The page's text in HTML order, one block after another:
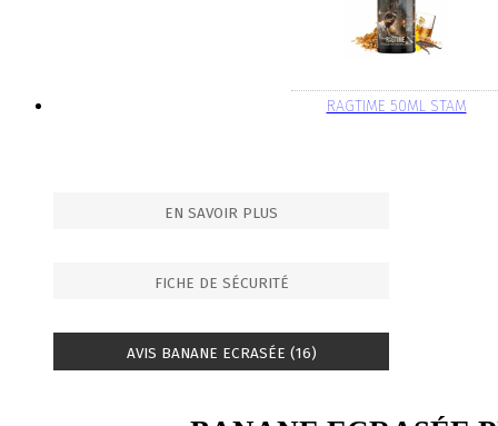
RAGTIME 50ML STAM
EN SAVOIR PLUS
FICHE DE SÉCURITÉ
AVIS BANANE ECRASÉE (16)